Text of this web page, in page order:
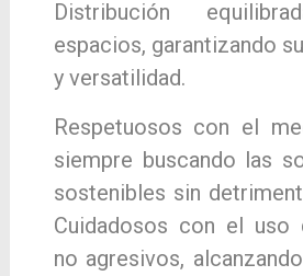
Distribución
espacios, garantizando
y versatilidad.
Respetuosos con el
siempre buscando las
sostenibles sin
Cuidadosos con el uso
no agresivos,